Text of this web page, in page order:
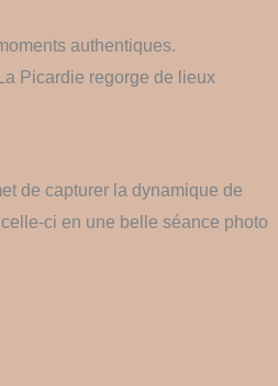
authentiques.
Picardie regorge de lieux
de capturer la dynamique de
ci en une belle séance photo